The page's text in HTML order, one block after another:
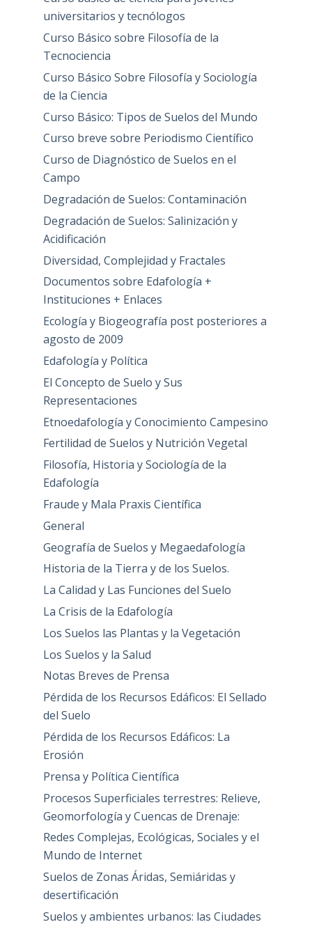
universitarios y tecnólogos
Curso Básico sobre Filosofía de la
Tecnociencia
Curso Básico Sobre Filosofía y Sociología
de la Ciencia
Curso Básico: Tipos de Suelos del Mundo
Curso breve sobre Periodismo Científico
Curso de Diagnóstico de Suelos en el
Campo
Degradación de Suelos: Contaminación
Degradación de Suelos: Salinización y
Acidificación
Diversidad, Complejidad y Fractales
Documentos sobre Edafología +
Instituciones + Enlaces
Ecología y Biogeografía post posteriores a
agosto de 2009
Edafología y Política
El Concepto de Suelo y Sus
Representaciones
Etnoedafología y Conocimiento Campesino
Fertilidad de Suelos y Nutrición Vegetal
Filosofía, Historia y Sociología de la
Edafología
Fraude y Mala Praxis Científica
General
Geografía de Suelos y Megaedafología
Historia de la Tierra y de los Suelos.
La Calidad y Las Funciones del Suelo
La Crisis de la Edafología
Los Suelos las Plantas y la Vegetación
Los Suelos y la Salud
Notas Breves de Prensa
Pérdida de los Recursos Edáficos: El Sellado
del Suelo
Pérdida de los Recursos Edáficos: La
Erosión
Prensa y Política Científica
Procesos Superficiales terrestres: Relieve,
Geomorfología y Cuencas de Drenaje:
Redes Complejas, Ecológicas, Sociales y el
Mundo de Internet
Suelos de Zonas Áridas, Semiáridas y
desertificación
Suelos y ambientes urbanos: las Ciudades